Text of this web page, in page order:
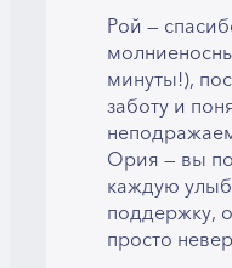
Рой —
минуты!),
заботу и
Ория — вы
каждую
поддержку,
просто